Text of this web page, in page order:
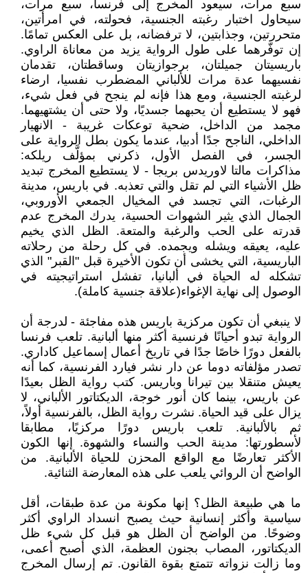
سبع مرات، سيعود المخرج إلى فرنسا، سبع مرات،
سيحاول اختبار رغبته الجنسية، فحولته، في امرأتين،
متحررتين، وجذابتين، لا ترفضانه، بل على العكس تمامًا.
إن توفّرهما على طول الرواية يزيد من معاناة الراوي.
باريسيتان جميلتان، برجوازيتان وساقطتان، تقدمان
نفسيهما عدة مرات للألباني المضطرب نفسيا، ارضاء
لرغبته الجنسية، ومع هذا فإنه لم ينجح في فعل شيء،
فهو لا يستطيع أن يحبهما جسديًا، ولا حتى أن يشتهيهما.
مجمد من الداخل، ضحية توعكات غريبة - الانهيار
الداخلي، الناجح جدًا أدبيا، عندما يكون بطل الرواية على
الجسر، في الفصل الأول، ذكرني بمؤلَّف ريلكه:
مذاكرات مالتا لاوريدس بريجا - لا يستطيع المخرج تبديد
ظل الأشياء التي لم تقل والتي تعذبه. في باريس، مدينة
الرغبات، التي تجسد في المخيال الجمعي الأوروبي،
الجمال الذي يثير الشهوات الحسية، يدرك المخرج عدم
قدرته على الحب والرغبة والمتعة. الظل الذي يخيم
عليه، يعيقه ويشله ويجمده. في كل رحلة من رحلاته
الباريسية، التي يخشى أن تكون الأخيرة قبل "القبر" الذي
تشكله له الحياة في ألبانيا، تفشل استراتيجيته في
الوصول إلى نهاية الإغواء(علاقة جنسية كاملة).
لا ينبغي أن تكون مركزية باريس هذه مفاجئة - لدرجة أن
الرواية تبدو أحيانًا فرنسية أكثر منها ألبانية. تلعب فرنسا
بالفعل دورًا خاصًا جدًا في تاريخ أعمال إسماعيل كاداري.
تصدر مؤلفاته دوما عن دار نشر فيارد الفرنسية، كما أنه
يعيش متنقلا بين تيرانا وباريس. كتب رواية الظل بعيدًا
عن باريس، بينما كان أنور خوجة، الديكتاتور الألباني، لا
يزال على قيد الحياة. نشرت رواية الظل، بالفرنسية أولاً،
ثم بالألبانية. تلعب باريس دورًا مركزيًا، مطابقا
لأسطورتها: مدينة الحب والنساء والشهوة. إنها الكون
الأكثر تعارضًا مع الواقع المحزن للحياة الألبانية. من
الواضح أن الروائي يلعب على هذه المعارضة الثنائية.
ما هي طبيعة الظل؟ إنها مكونة من عدة طبقات، أقل
سياسية وأكثر إنسانية حيث يصبح انسداد الراوي أكثر
وضوحًا. من الواضح أن الظل هو قبل كل شيء ظل
الديكتاتور، المصاب بجنون العظمة، الذي أصبح أعمى،
وما زالت نزواته تتمتع بقوة القانون. تم إرسال المخرج